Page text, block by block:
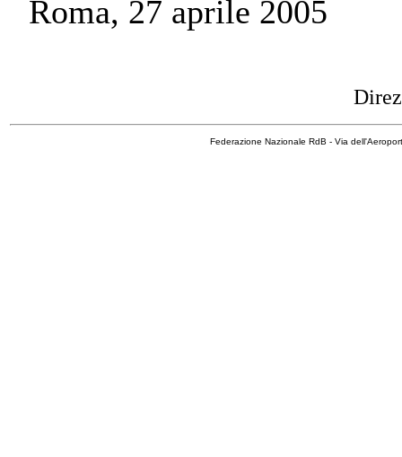
Roma, 27 aprile 2005
Federazione Nazionale RdB - Via